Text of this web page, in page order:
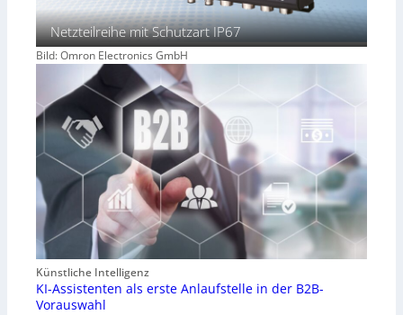
Netzteilreihe mit Schutzart IP67
Bild: Omron Electronics GmbH
Künstliche Intelligenz
KI-Assistenten als erste Anlaufstelle in der B2B-
Vorauswahl